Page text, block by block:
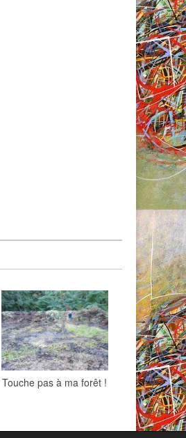
Touche pas à ma forêt !